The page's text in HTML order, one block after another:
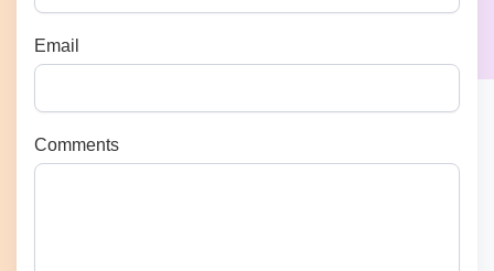
Email
Comments